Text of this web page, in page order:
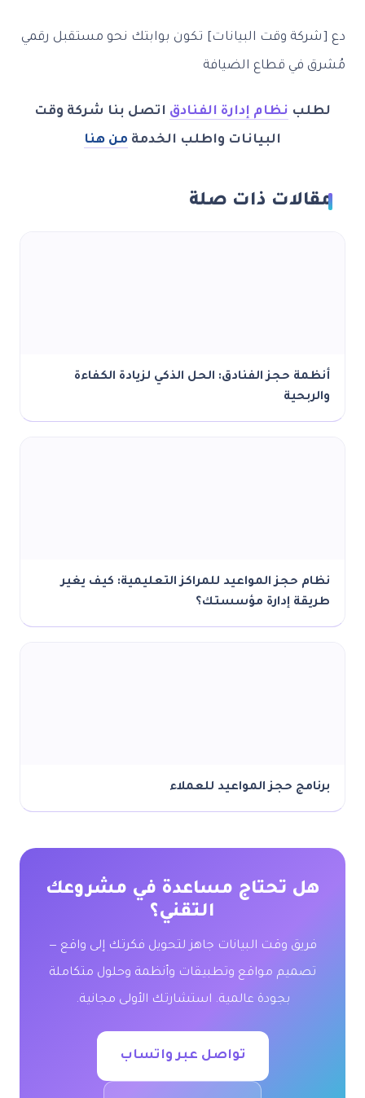
دع [شركة وقت البيانات] تكون بوابتك نحو مستقبل رقمي
مُشرق في قطاع الضيافة
لطلب نظام إدارة الفنادق اتصل بنا شركة وقت
البيانات واطلب الخدمة من هنا
مقالات ذات صلة
أنظمة حجز الفنادق: الحل الذكي لزيادة الكفاءة
والربحية
نظام حجز المواعيد للمراكز التعليمية: كيف يغير
طريقة إدارة مؤسستك؟
برنامج حجز المواعيد للعملاء
هل تحتاج مساعدة في مشروعك
التقني؟
فريق وقت البيانات جاهز لتحويل فكرتك إلى واقع —
تصميم مواقع وتطبيقات وأنظمة وحلول متكاملة
بجودة عالمية. استشارتك الأولى مجانية.
تواصل عبر واتساب